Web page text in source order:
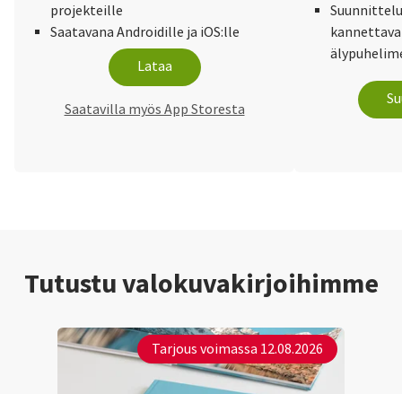
projekteille
Saatavana Androidille ja iOS:lle
Lataa
Saatavilla myös App Storesta
Tutustu valokuvakirjoihimme
Tarjous voimassa 12.08.2026